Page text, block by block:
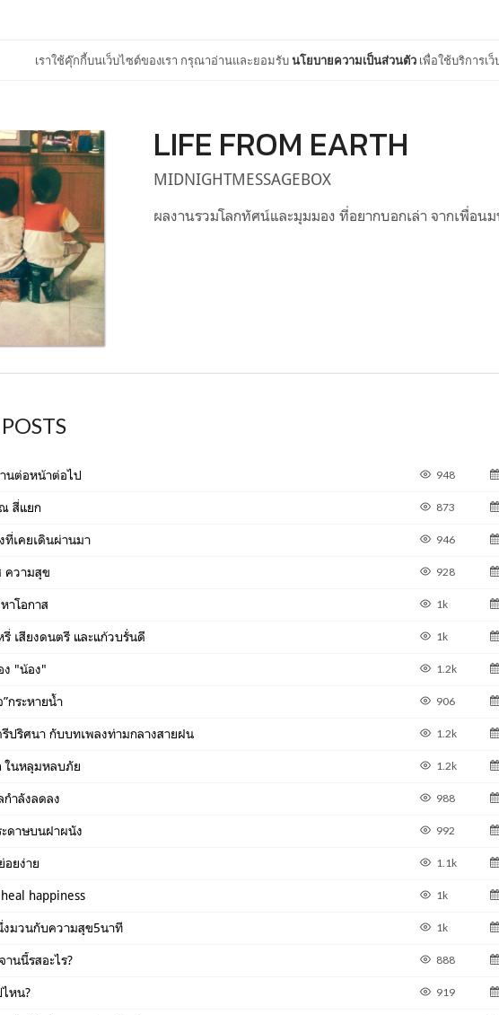
เราใช้คุ๊กกี้บนเว็บไซต์ของเรา กรุณาอ่านและยอมรับนโยบายความเป็นส่วนตัว เพื่อใช้บริการเ
LIFE FROM EARTH
MIDNIGHTMESSAGEBOX
ผลงานรวมโลกทัศน์และมุมมอง ที่อยากบอกเล่า จากเพื่อ
นต่อหน้าต่อไป 948
สี่แยก 873
ที่เคยเดินผ่านมา 946
ความสุข 928
าโอกาส 1k
เสียงดนตรี และแก้วบรั่นดี 1k
ง "น้อง" 1.2k
”กระหายน้ำ 906
ปริศนา กับบทเพลงท่ามกลางสายฝน 1.2k
ในหลุมหลบภัย 1.2k
กำลังลดลง 988
ดาษบนฝาผนัง 992
อยง่าย 1.1k
happiness 1k
มวนกับความสุข5นาที 1k
านนี้รสอะไร? 888
หน? 919